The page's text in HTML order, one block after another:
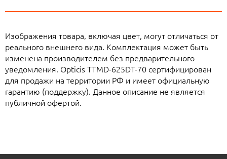
Изображения товара, включая цвет, могут отличаться от
реального внешнего вида. Комплектация может быть
изменена производителем без предварительного
уведомления. Opticis TTMD-625DT-70 сертифицирован
для продажи на территории РФ и имеет официальную
гарантию (поддержку). Данное описание не является
публичной офертой.